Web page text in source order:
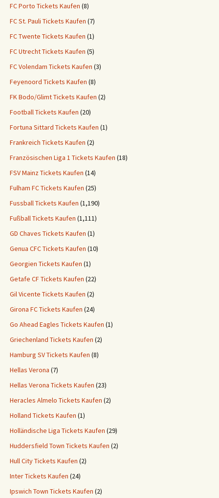
FC Porto Tickets Kaufen (8)
FC St. Pauli Tickets Kaufen (7)
FC Twente Tickets Kaufen (1)
FC Utrecht Tickets Kaufen (5)
FC Volendam Tickets Kaufen (3)
Feyenoord Tickets Kaufen (8)
FK Bodo/Glimt Tickets Kaufen (2)
Football Tickets Kaufen (20)
Fortuna Sittard Tickets Kaufen (1)
Frankreich Tickets Kaufen (2)
Französischen Liga 1 Tickets Kaufen (18)
FSV Mainz Tickets Kaufen (14)
Fulham FC Tickets Kaufen (25)
Fussball Tickets Kaufen (1,190)
Fußball Tickets Kaufen (1,111)
GD Chaves Tickets Kaufen (1)
Genua CFC Tickets Kaufen (10)
Georgien Tickets Kaufen (1)
Getafe CF Tickets Kaufen (22)
Gil Vicente Tickets Kaufen (2)
Girona FC Tickets Kaufen (24)
Go Ahead Eagles Tickets Kaufen (1)
Griechenland Tickets Kaufen (2)
Hamburg SV Tickets Kaufen (8)
Hellas Verona (7)
Hellas Verona Tickets Kaufen (23)
Heracles Almelo Tickets Kaufen (2)
Holland Tickets Kaufen (1)
Holländische Liga Tickets Kaufen (29)
Huddersfield Town Tickets Kaufen (2)
Hull City Tickets Kaufen (2)
Inter Tickets Kaufen (24)
Ipswich Town Tickets Kaufen (2)